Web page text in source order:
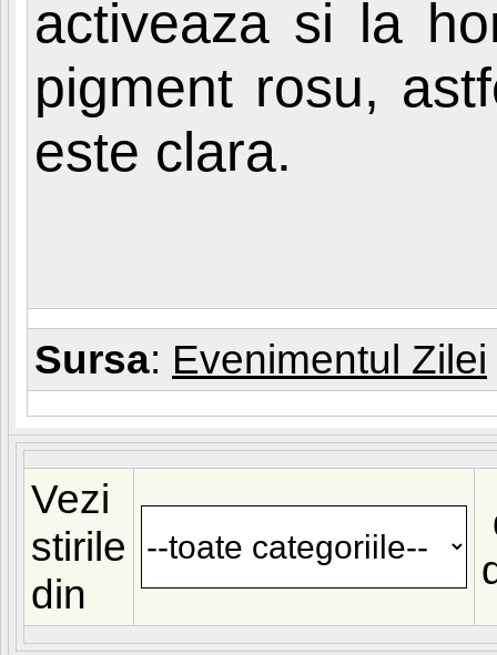
activeaza si la
pigment rosu,
este clara.
Sursa: Evenimentul Zilei
Vezi
stirile
din